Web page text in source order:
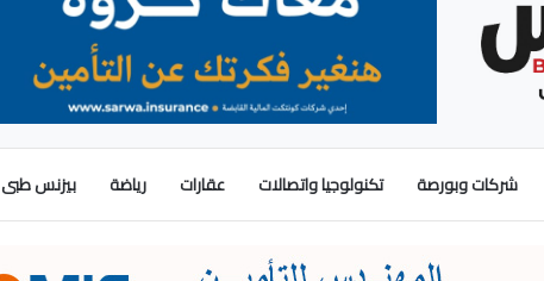
شركات وبورصة تكنولوجيا واتصالات عقارات رياضة بيزنس طبى